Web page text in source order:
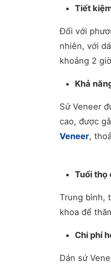
Tiết
Đối với
nhiên, với
khoảng 2
Khả
Sứ Veneer
cao, được
Veneer,
Tuổi thọ
Trung bình,
khoa để
Chi phí
Dán sứ